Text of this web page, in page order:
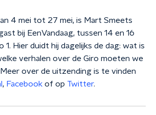
4 mei tot 27 mei, is Mart Smeets
bij EenVandaag, tussen 14 en 16
1. Hier duidt hij dagelijks de dag: wat is
verhalen over de Giro moeten we
Meer over de uitzending is te vinden
, Facebook of op Twitter.